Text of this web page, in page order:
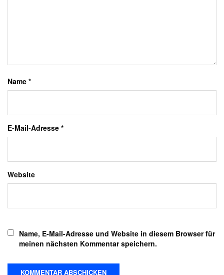
Name *
E-Mail-Adresse *
Website
Name, E-Mail-Adresse und Website in diesem Browser für
meinen nächsten Kommentar speichern.